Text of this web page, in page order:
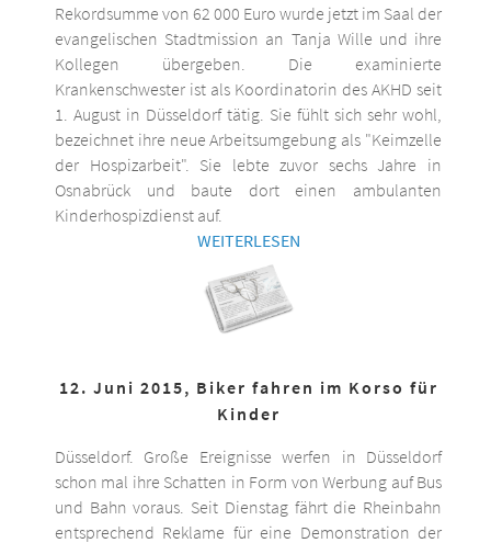
Rekordsumme von 62 000 Euro wurde jetzt im Saal der
evangelischen Stadtmission an Tanja Wille und ihre
Kollegen übergeben. Die examinierte
Krankenschwester ist als Koordinatorin des AKHD seit
1. August in Düsseldorf tätig. Sie fühlt sich sehr wohl,
bezeichnet ihre neue Arbeitsumgebung als "Keimzelle
der Hospizarbeit". Sie lebte zuvor sechs Jahre in
Osnabrück und baute dort einen ambulanten
Kinderhospizdienst auf.
WEITERLESEN
12. Juni 2015, Biker fahren im Korso für
Kinder
Düsseldorf. Große Ereignisse werfen in Düsseldorf
schon mal ihre Schatten in Form von Werbung auf Bus
und Bahn voraus. Seit Dienstag fährt die Rheinbahn
entsprechend Reklame für eine Demonstration der